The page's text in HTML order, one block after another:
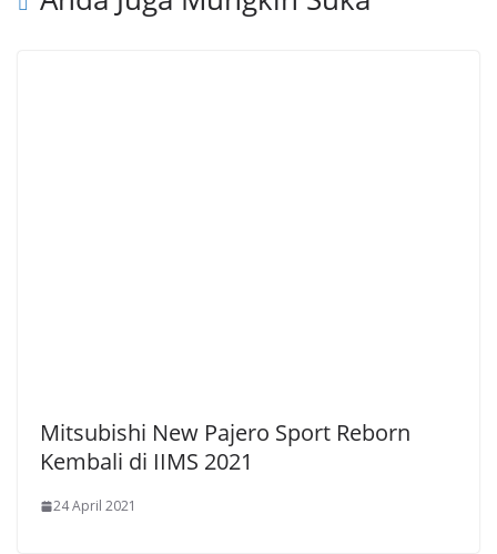
Mitsubishi New Pajero Sport Reborn
Kembali di IIMS 2021
24 April 2021